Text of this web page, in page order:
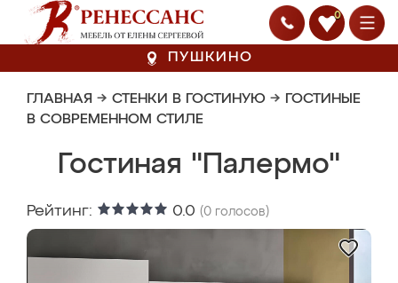
0
ПУШКИНО
ГЛАВНАЯ → СТЕНКИ В ГОСТИНУЮ → ГОСТИНЫЕ
В СОВРЕМЕННОМ СТИЛЕ
Гостиная "Палермо"
Рейтинг: 0.0 (0 голосов)